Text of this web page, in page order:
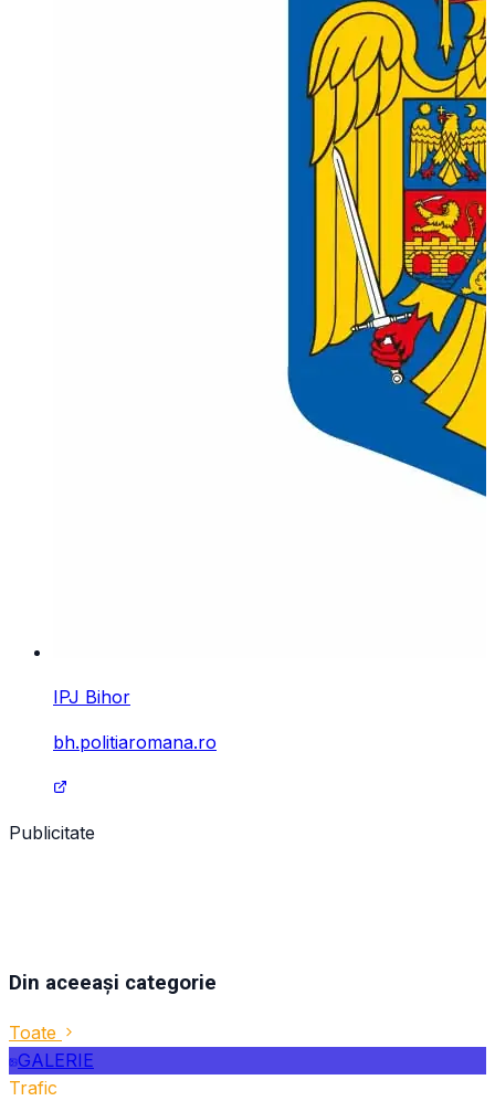
IPJ Bihor
bh.politiaromana.ro
Publicitate
Din aceeași categorie
Toate
GALERIE
Trafic